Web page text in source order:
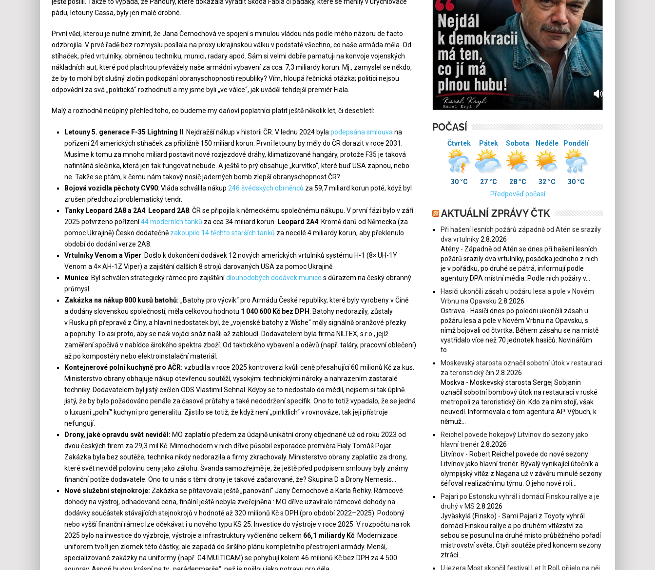
pádu, letouny Cassa, byly jen malé drobné.
První věcí, kterou je nutné zmínit, že Jana Černochová ve spojení s minulou vládou nás podle mého názoru de facto
odzbrojila. V prvé řadě bez rozmyslu posílala na proxy ukrajinskou válku v podstatě všechno, co naše armáda měla. Od
stíhaček, před vrtulníky, obrněnou techniku, munici, radary apod. Sám si velmi dobře pamatuji na konvoje vojenských
nákladních aut, které pod plachtou převážely naše armádní vybavení za cca. 7,3 miliardy korun. Mj., zamyslel se někdo,
že by to mohl být slušný zločin podkopání obranyschopnosti republiky? Vím, hloupá řečnická otázka; politici nejsou
odpovědní za svá „politická“ rozhodnutí a my jsme byli „ve válce“, jak uváděl tehdejší premiér Fiala.
Malý a rozhodně neúplný přehled toho, co budeme my daňoví poplatníci platit ještě několik let, či desetiletí:
Letouny 5. generace F-35 Lightning II: Nejdražší nákup v historii ČR. V lednu 2024 bylapodepsána smlouva na
pořízení 24 amerických stíhaček za přibližně 150 miliard korun. První letouny by měly do ČR dorazit v roce 2031.
Musíme k tomu za mnoho miliard postavit nové rozjezdové dráhy, klimatizované hangáry, protože F35 je taková
nafintěná slečinka, která jen tak fungovat nebude. A ještě to prý obsahuje „kurvítko“, které buď USA zapnou, nebo
ne. Takže se ptám, k čemu nám takový nosič jaderných bomb zlepší obranyschopnost ČR?
Bojová vozidla pěchoty CV90: Vláda schválila nákup 246 švédských obrněnců za 59,7 miliard korun poté, když byl
zrušen předchozí problematický tendr.
Tanky Leopard 2A8 a 2A4: Leopard 2A8: ČR se připojila k německému společnému nákupu. V první fázi bylo v září
2025 potvrzeno pořízení44 moderních tanků za cca 34 miliard korun. Leopard 2A4: Kromě darů od Německa (za
pomoc Ukrajině) Česko dodatečně zakoupilo 14 těchto starších tanků za necelé 4 miliardy korun, aby překlenulo
období do dodání verze 2A8.
Vrtulníky Venom a Viper: Došlo k dokončení dodávek 12 nových amerických vrtulníků systému H-1 (8× UH-1Y
Venom a 4× AH-1Z Viper) a zajištění dalších 8 strojů darovaných USA za pomoc Ukrajině.
Munice: Byl schválen strategický rámec pro zajištěnídlouhodobých dodávek munice s důrazem na český obranný
průmysl.
Zakázka na nákup 800 kusů batohů: „Batohy pro výcvik“ pro Armádu České republiky, které byly vyrobeny v Číně
a dodány slovenskou společností, měla celkovou hodnotu 1 040 600 Kč bez DPH
. Batohy nedorazily, zůstaly
v Rusku při přepravě z Číny, a hlavní nedostatek byl, že „vojenské batohy z Wishe“ měly signálně oranžové přezky
a popruhy. To asi proto, aby se naši vojáci snáz našli až zabloudí. Dodavatelem byla firma NILTEX, s.r.o., jejíž
zaměření spočívá v nabídce širokého spektra zboží. Od taktického vybavení a oděvů (např. taláry, pracovní oblečení)
až po kompostéry nebo elektroinstalační materiál.
Kontejnerové polní kuchyně pro AČR: vzbudila v roce 2025 kontroverzi kvůli ceně přesahující 60 milionů Kč za kus.
Ministerstvo obrany obhajuje nákup otevřenou soutěží, vysokými technickými nároky a nahrazením zastaralé
techniky. Dodavatelem byl jistý exčlen ODS Vlastimil Sehnal. Kdyby se to nedostalo do médií, nejsem si tak úplně
jistý, že by bylo požadováno penále za časové průtahy a také nedodržení specifik. Ono to totiž vypadalo, že se jedná
o luxusní „polní“ kuchyni pro generalitu. Zjistilo se totiž, že když není „pinktlich“ v rovnováze, tak její přístroje
nefungují.
Drony, jaké opravdu svět neviděl: MO zaplatilo předem za údajně unikátní drony objednané už od roku 2023 od
dvou českých firem za 29,3 mil Kč. Mimochodem v nich dříve působil exporadce premiéra Fialy Tomáš Pojar.
Zakázka byla bez soutěže, technika nikdy nedorazila a firmy zkrachovaly. Ministerstvo obrany zaplatilo za drony,
které svět neviděl polovinu ceny jako zálohu. Švanda samozřejmě je, že ještě před podpisem smlouvy byly známy
finanční potíže dodavatele. Ono to u nás s těmi drony je takové začarované, že? Skupina D a Drony Nemesis…
Nové služební stejnokroje: Zakázka se přitavovala ještě „panování“ Jany Černochové a Karla Řehky. Rámcové
dohody na výstroj, odhadovaná cena, finální ještě nebyla zveřejněna.: MO dříve uzavíralo rámcové dohody na
dodávky součástek stávajících stejnokrojů v hodnotě až 320 milionů Kč s DPH (pro období 2022–2025). Podobný
nebo vyšší finanční rámec lze očekávat i u nového typu KS 25. Investice do výstroje v roce 2025: V rozpočtu na rok
2025 bylo na investice do výzbroje, výstroje a infrastruktury vyčleněno celkem 66,1 miliardy Kč . Modernizace
uniforem tvoří jen zlomek této částky, ale zapadá do širšího plánu kompletního přestrojení armády. Menší,
specializované zakázky na uniformy (např. G4 MULTICAM) se pohybují kolem 46 milionů Kč bez DPH za 4 500
POČASÍ
Čtvrtek
30 °C
Pátek
27 °C
Sobota
28 °C
Neděle
32 °C
Pondělí
30 °C
Předpověď počasí
AKTUÁLNÍ ZPRÁVY ČTK
Při hašení lesních požárů západně od Atén se srazily
dva vrtulníky 2.8.2026
Atény - Západně od Atén se dnes při hašení lesních
požárů srazily dva vrtulníky, posádka jednoho z nich
je v pořádku, po druhé se pátrá, informují podle
agentury DPA místní média. Podle nich požáry v...
Hasiči ukončili zásah u požáru lesa a pole v Novém
Vrbnu na Opavsku 2.8.2026
Ostrava - Hasiči dnes po poledni ukončili zásah u
požáru lesa a pole v Novém Vrbnu na Opavsku, s
nímž bojovali od čtvrtka. Během zásahu se na místě
vystřídalo více než 70 jednotek hasičů. Novinářům
to...
Moskevský starosta označil sobotní útok v restauraci
za teroristický čin 2.8.2026
Moskva - Moskevský starosta Sergej Sobjanin
označil sobotní bombový útok na restauraci v ruské
metropoli za teroristický čin. Kdo za ním stojí, však
neuvedl. Informovala o tom agentura AP. Výbuch, k
němuž...
Reichel povede hokejový Litvínov do sezony jako
hlavní trenér 2.8.2026
Litvínov - Robert Reichel povede do nové sezony
Litvínov jako hlavní trenér. Bývalý vynikající útočník a
olympijský vítěz z Nagana už v závěru minulé sezony
šéfoval realizačnímu týmu. O jeho nové roli...
Pajari po Estonsku vyhrál i domácí Finskou rallye a je
druhý v MS 2.8.2026
Jyväskylä (Finsko) - Sami Pajari z Toyoty vyhrál
domácí Finskou rallye a po druhém vítězství za
sebou se posunul na druhé místo průběžného pořadí
mistrovství světa. Čtyři soutěže před koncem sezony
ztrácí...
U jezera Most skončil festival Let It Roll, přijelo na něj